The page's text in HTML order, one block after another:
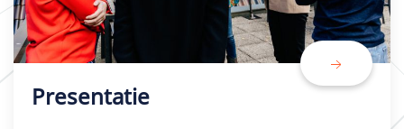
Presentatie